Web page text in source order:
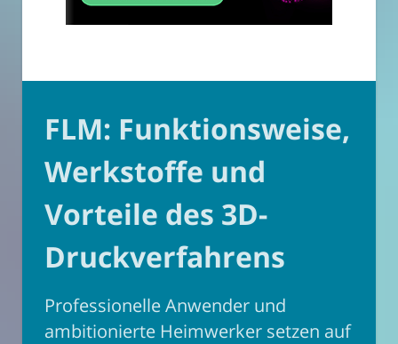
FLM: Funktionsweise,
Werkstoffe und
Vorteile des 3D-
Druckverfahrens
Professionelle Anwender und
ambitionierte Heimwerker setzen auf